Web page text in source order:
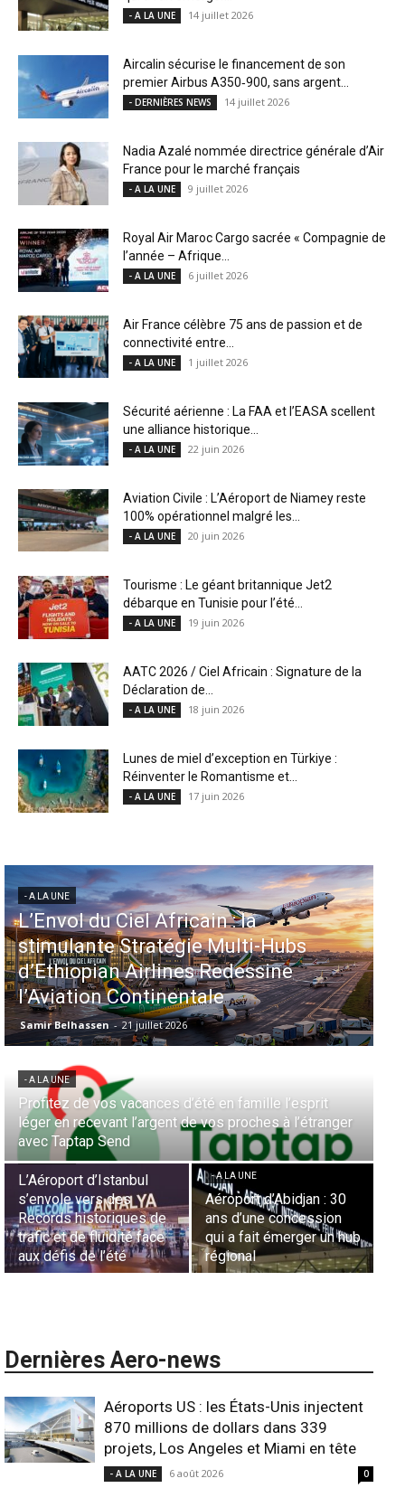
- A LA UNE 14 juillet 2026
Aircalin sécurise le financement de son
premier Airbus A350‑900, sans argent...
- DERNIÈRES NEWS 14 juillet 2026
Nadia Azalé nommée directrice générale d’Air
France pour le marché français
- A LA UNE 9 juillet 2026
Royal Air Maroc Cargo sacrée « Compagnie de
l’année – Afrique...
- A LA UNE 6 juillet 2026
Air France célèbre 75 ans de passion et de
connectivité entre...
- A LA UNE 1 juillet 2026
Sécurité aérienne : La FAA et l’EASA scellent
une alliance historique...
- A LA UNE 22 juin 2026
Aviation Civile : L’Aéroport de Niamey reste
100% opérationnel malgré les...
- A LA UNE 20 juin 2026
Tourisme : Le géant britannique Jet2
débarque en Tunisie pour l’été...
- A LA UNE 19 juin 2026
AATC 2026 / Ciel Africain : Signature de la
Déclaration de...
- A LA UNE 18 juin 2026
Lunes de miel d’exception en Türkiye :
Réinventer le Romantisme et...
- A LA UNE 17 juin 2026
- A LA UNE
Aéroports US : les États-Unis
injectent 870 millions de dollars
dans 339 projets, Los Angeles et
Miami en tête
Samir Belhassen - 6 août 2026
- A LA UNE
Aérien & Stratégie : Comment Royal Air Maroc fait de
la diaspora européenne le moteur de son hub de
Casablanca
- A LA UNE
Sécurité des frontières
aériennes en Afrique :
L’appel urgent à
l’harmonisation globale
- A LA UNE
Nominations : Sadri
Essid à la tête de la
Représentation d’Air
France en Tunisie et
Lionel Rault aux
commandes de la
ANSCO
: 30
hub
Dernières Aero-news
Aéroports US : les États-Unis injectent
870 millions de dollars dans 339
projets, Los Angeles et Miami en tête
- A LA UNE 6 août 2026 0